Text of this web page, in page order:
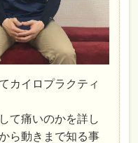
カイロプラクティ
て痛いのかを詳し
ら動きまで知る事